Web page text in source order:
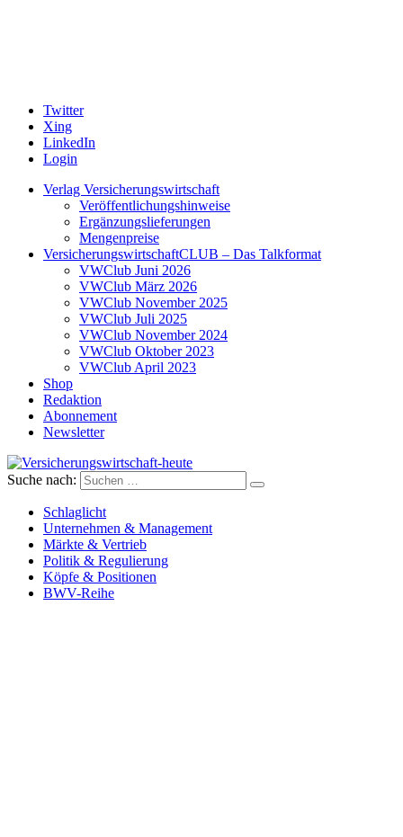
Twitter
Xing
LinkedIn
Login
Verlag Versicherungswirtschaft
Veröffentlichungshinweise
Ergänzungslieferungen
Mengenpreise
VersicherungswirtschaftCLUB – Das Talkformat
VWClub Juni 2026
VWClub März 2026
VWClub November 2025
VWClub Juli 2025
VWClub November 2024
VWClub Oktober 2023
VWClub April 2023
Shop
Redaktion
Abonnement
Newsletter
Versicherungswirtschaft-heute
Suche nach:
Schlaglicht
Unternehmen & Management
Märkte & Vertrieb
Politik & Regulierung
Köpfe & Positionen
BWV-Reihe